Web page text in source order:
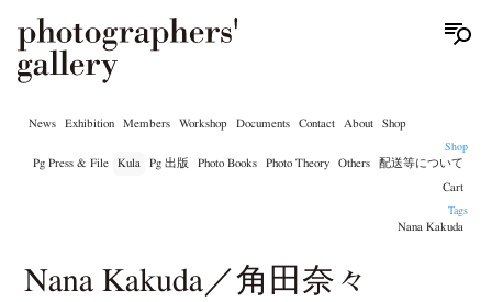
News Exhibition Members Workshop Documents Contact About Shop
Shop
Pg Press & File Kula Pg 出版 Photo Books Photo Theory Others
配送等について
Cart
Tags
Nana Kakuda
Nana Kakuda／角田奈々